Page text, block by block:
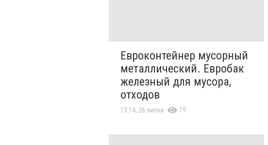
Евроконтейнер мусорный
металлический. Евробак
железный для мусора,
отходов
13:14, 26 липня 19